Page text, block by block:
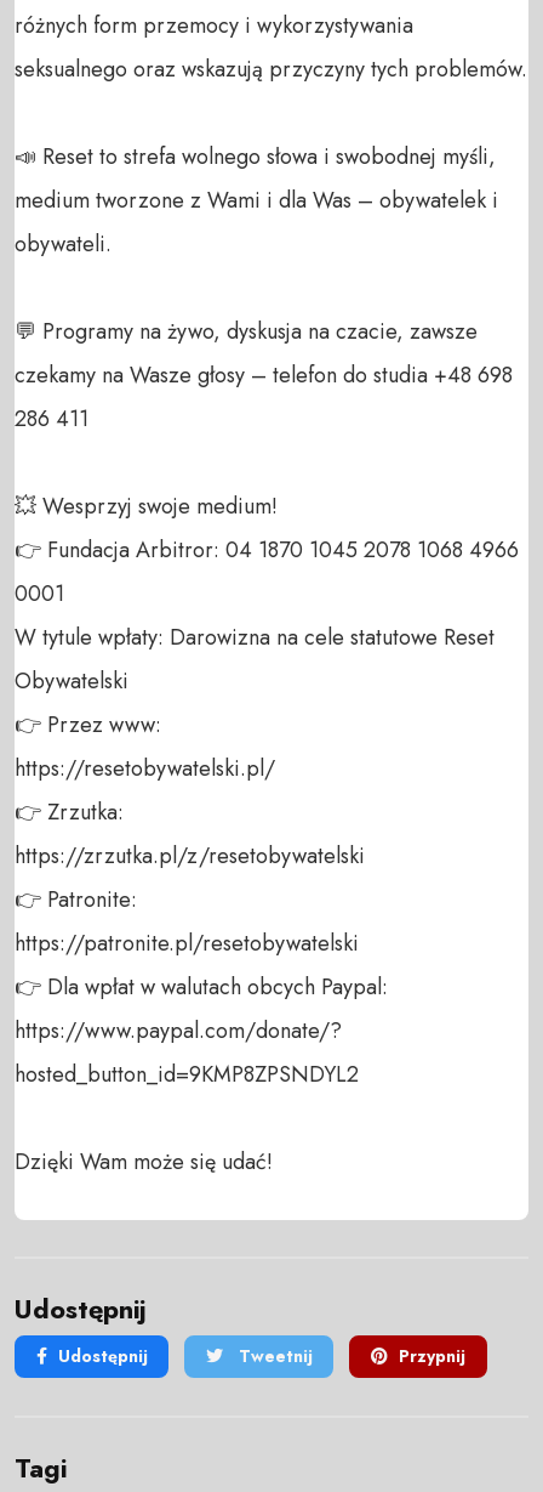
różnych form przemocy i wykorzystywania
seksualnego oraz wskazują przyczyny tych problemów.
📣 Reset to strefa wolnego słowa i swobodnej myśli,
medium tworzone z Wami i dla Was – obywatelek i
obywateli.
💬 Programy na żywo, dyskusja na czacie, zawsze
czekamy na Wasze głosy – telefon do studia +48 698
286 411
💥 Wesprzyj swoje medium!
👉 Fundacja Arbitror: 04 1870 1045 2078 1068 4966
0001
W tytule wpłaty: Darowizna na cele statutowe Reset
Obywatelski
👉 Przez www:
https://resetobywatelski.pl/
👉 Zrzutka:
https://zrzutka.pl/z/resetobywatelski
👉 Patronite:
https://patronite.pl/resetobywatelski
👉 Dla wpłat w walutach obcych Paypal:
https://www.paypal.com/donate/?
hosted_button_id=9KMP8ZPSNDYL2
Dzięki Wam może się udać!
Udostępnij
Udostępnij Tweetnij Przypnij
Tagi